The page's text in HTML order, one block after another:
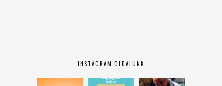
INSTAGRAM OLDALUNK